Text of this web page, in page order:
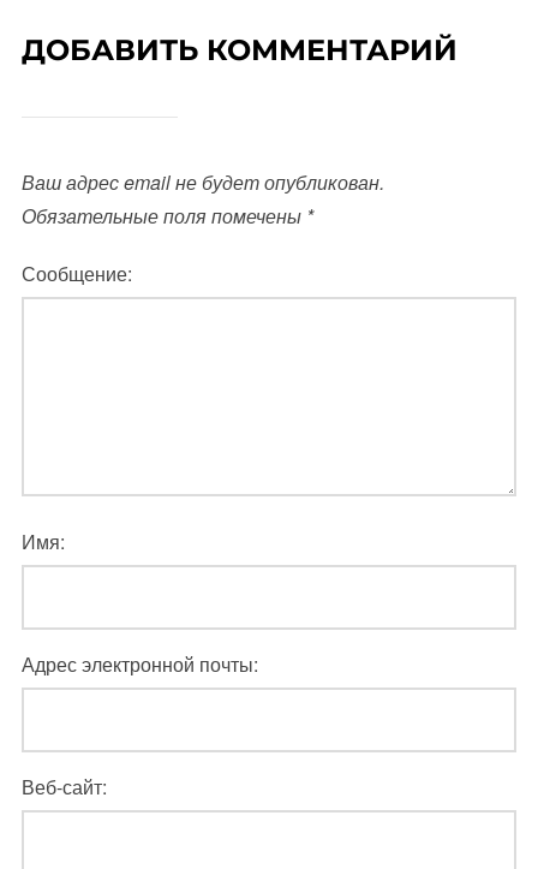
ДОБАВИТЬ КОММЕНТАРИЙ
Ваш адрес email не будет опубликован.
Обязательные поля помечены *
Сообщение:
Имя:
Адрес электронной почты:
Веб-сайт: